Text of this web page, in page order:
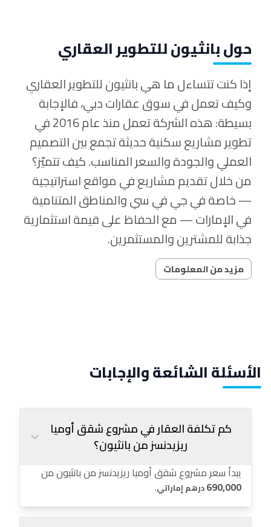
حول بانثيون للتطوير العقاري
إذا كنت تتساءل ما هي بانثيون للتطوير العقاري
وكيف تعمل في سوق عقارات دبي، فالإجابة
بسيطة: هذه الشركة تعمل منذ عام 2016 في
تطوير مشاريع سكنية حديثة تجمع بين التصميم
العملي والجودة والسعر المناسب. كيف تتميّز؟
من خلال تقديم مشاريع في مواقع استراتيجية
— خاصة في جي في سي والمناطق المتنامية
في الإمارات — مع الحفاظ على قيمة استثمارية
جذابة للمشترين والمستثمرين.
مزيد من المعلومات
الأسئلة الشائعة والإجابات
كم تكلفة العقار في مشروع شقق أوميا
ريزيدنسز من بانثيون؟
يبدأ سعر مشروع شقق أوميا ريزيدنسز من بانثيون من
690,000درهم إماراتي.